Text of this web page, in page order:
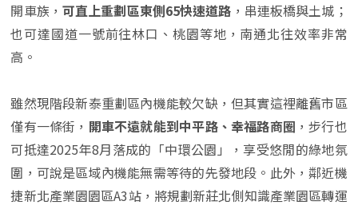
開車族， 可直上重劃區東側65快速道路 ，串連板橋與土城；
也可達國道一號前往林口、桃園等地，南通北往效率非常
高。
雖然現階段新泰重劃區內機能較欠缺，但其實這裡離舊市區
僅有一條街， 開車不遠就能到中平路、幸福路商圈 ，步行也
可抵達2025年8月落成的「中環公園」，享受悠閒的綠地氛
圍，可說是區域內機能無需等待的先發地段。此外，鄰近機
捷新北產業園園區A3站，將規劃新莊北側知識產業園區轉運